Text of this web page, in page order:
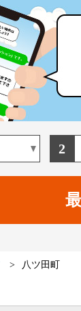
2
八ツ田町